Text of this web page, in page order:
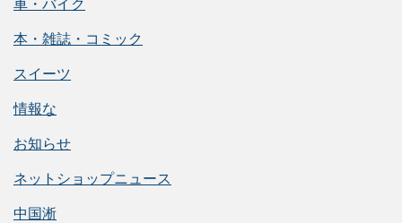
車・バイク
本・雑誌・コミック
スイーツ
情報な
お知らせ
ネットショップニュース
中国淅